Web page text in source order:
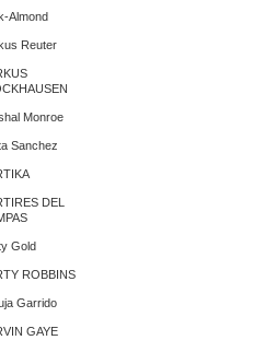
Almond
Reuter
Monroe
Sanchez
DEL
Gold
ROBBINS
Garrido
GAYE